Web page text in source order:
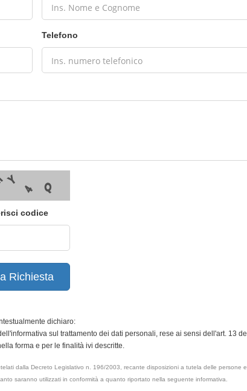
Telefono
codice
Richiesta
dichiaro:
sul trattamento dei dati personali, rese ai sensi dell'art. 13 del
forma e per le finalità ivi descritte.
dalla Decreto Legislativo n. 196/2003, recante disposizioni a tutela delle persone e
saranno utilizzati in conformità a quanto riportato nella seguente informativa.